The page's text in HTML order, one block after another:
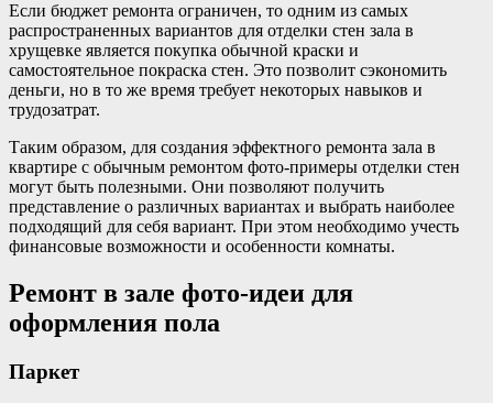
Если бюджет ремонта ограничен, то одним из самых
распространенных вариантов для отделки стен зала в
хрущевке является покупка обычной краски и
самостоятельное покраска стен. Это позволит сэкономить
деньги, но в то же время требует некоторых навыков и
трудозатрат.
Таким образом, для создания эффектного ремонта зала в
квартире с обычным ремонтом фото-примеры отделки стен
могут быть полезными. Они позволяют получить
представление о различных вариантах и выбрать наиболее
подходящий для себя вариант. При этом необходимо учесть
финансовые возможности и особенности комнаты.
Ремонт в зале фото-идеи для
оформления пола
Паркет